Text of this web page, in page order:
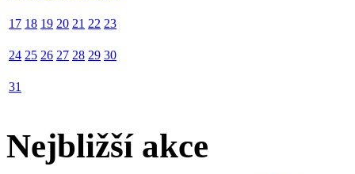
17 18 19 20 21 22 23
24 25 26 27 28 29 30
31
Nejbližší akce